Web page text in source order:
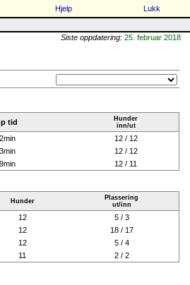
Hjelp
Lukk
Siste oppdatering: 25. februar 2018
tid
Hunder
inn/ut
12 / 12
12 / 12
12 / 11
Hunder
Plassering
ut/inn
12
5 / 3
12
18 / 17
12
5 / 4
11 2 / 2